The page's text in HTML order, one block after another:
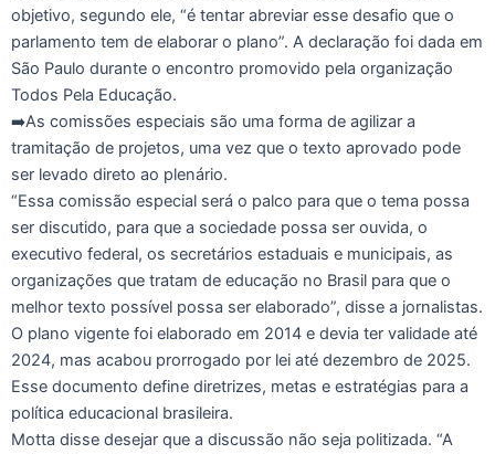
objetivo, segundo ele, “é tentar abreviar esse desafio que o
parlamento tem de elaborar o plano”. A declaração foi dada em
São Paulo durante o encontro promovido pela organização
Todos Pela Educação.
➡️As comissões especiais são uma forma de agilizar a
tramitação de projetos, uma vez que o texto aprovado pode
ser levado direto ao plenário.
“Essa comissão especial será o palco para que o tema possa
ser discutido, para que a sociedade possa ser ouvida, o
executivo federal, os secretários estaduais e municipais, as
organizações que tratam de educação no Brasil para que o
melhor texto possível possa ser elaborado”, disse a jornalistas.
O plano vigente foi elaborado em 2014 e devia ter validade até
2024, mas acabou prorrogado por lei até dezembro de 2025.
Esse documento define diretrizes, metas e estratégias para a
política educacional brasileira.
Motta disse desejar que a discussão não seja politizada. “A